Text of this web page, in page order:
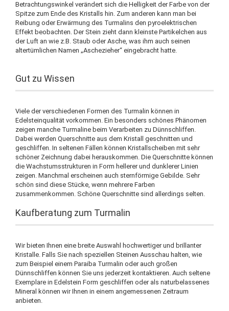
Betrachtungswinkel verändert sich die Helligkeit der Farbe von der
Spitze zum Ende des Kristalls hin. Zum anderen kann man bei
Reibung oder Erwärmung des Turmalins den pyroelektrischen
Effekt beobachten. Der Stein zieht dann kleinste Partikelchen aus
der Luft an wie z.B. Staub oder Asche, was ihm auch seinen
altertümlichen Namen „Aschezieher“ eingebracht hatte.
Gut zu Wissen
Viele der verschiedenen Formen des Turmalin können in
Edelsteinqualität vorkommen. Ein besonders schönes Phänomen
zeigen manche Turmaline beim Verarbeiten zu Dünnschliffen.
Dabei werden Querschnitte aus dem Kristall geschnitten und
geschliffen. In seltenen Fällen können Kristallscheiben mit sehr
schöner Zeichnung dabei herauskommen. Die Querschnitte können
die Wachstumsstrukturen in Form hellerer und dunklerer Linien
zeigen. Manchmal erscheinen auch sternförmige Gebilde. Sehr
schön sind diese Stücke, wenn mehrere Farben
zusammenkommen. Schöne Querschnitte sind allerdings selten.
Kaufberatung zum Turmalin
Wir bieten Ihnen eine breite Auswahl hochwertiger und brillanter
Kristalle. Falls Sie nach speziellen Steinen Ausschau halten, wie
zum Beispiel einem Paraiba Turmalin oder auch großen
Dünnschliffen können Sie uns jederzeit kontaktieren. Auch seltene
Exemplare in Edelstein Form geschliffen oder als naturbelassenes
Mineral können wir Ihnen in einem angemessenen Zeitraum
anbieten.